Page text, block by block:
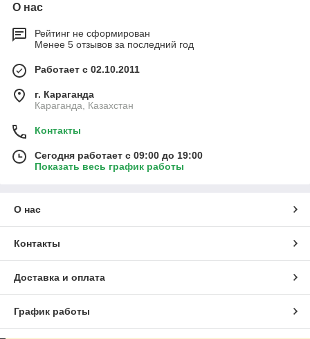
О нас
Рейтинг не сформирован
Менее 5 отзывов за последний год
Работает с 02.10.2011
г. Караганда
Караганда, Казахстан
Контакты
Сегодня работает с 09:00 до 19:00
Показать весь график работы
О нас
Контакты
Доставка и оплата
График работы